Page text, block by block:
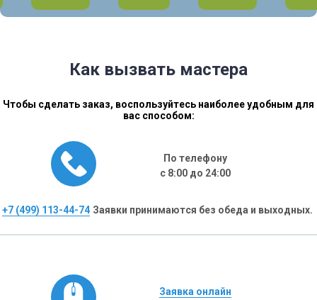
Как вызвать мастера
Чтобы сделать заказ, воспользуйтесь наиболее удобным для
вас способом:
По телефону
с 8:00 до 24:00
+7 (499) 113-44-74 Заявки принимаются без обеда и выходных.
Заявка онлайн